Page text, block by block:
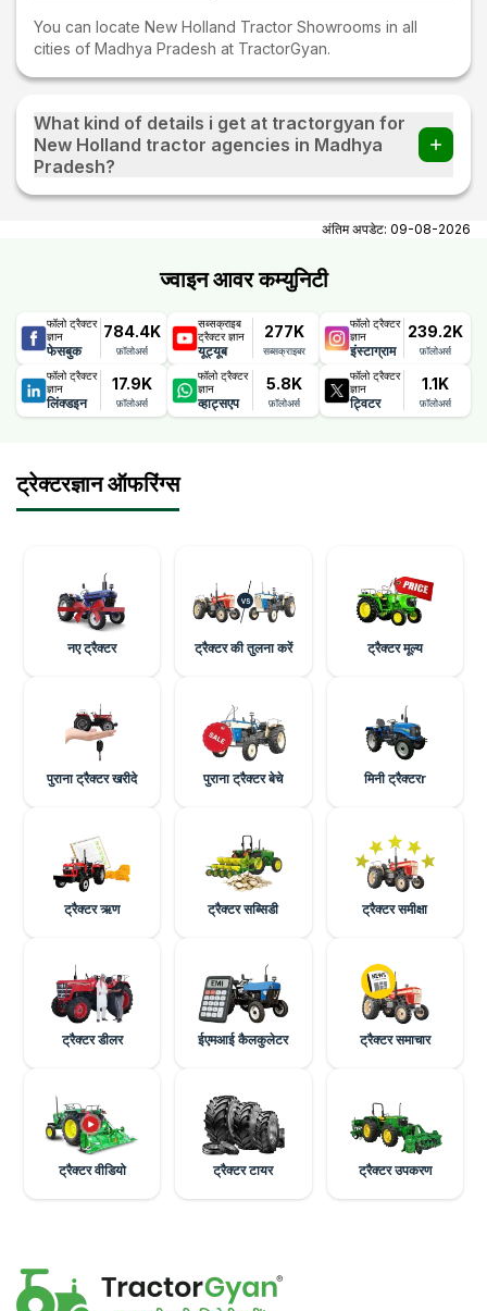
You can locate New Holland Tractor Showrooms in all
cities of Madhya Pradesh at TractorGyan.
What kind of details i get at tractorgyan for
New Holland tractor agencies in Madhya
Pradesh?
At tractorgyan get New Holland tractor showrooms in
Madhya Pradesh contact number, email, city, pincode,
अंतिम अपडेट: 09-08-2026
ज्वाइन आवर कम्युनिटी
फॉलो ट्रैक्टर
ज्ञान
फेसबुक
784.4K
फ़ॉलोअर्स
सब्सक्राइब
ट्रैक्टर ज्ञान
यूट्यूब
277K
सब्सक्राइबर
फॉलो ट्रैक्टर
ज्ञान
इंस्टाग्राम
239.2K
फ़ॉलोअर्स
फॉलो ट्रैक्टर
ज्ञान
लिंक्डइन
17.9K
फ़ॉलोअर्स
फॉलो ट्रैक्टर
ज्ञान
व्हाट्सएप
5.8K
फ़ॉलोअर्स
फॉलो ट्रैक्टर
ज्ञान
ट्विटर
1.1K
फ़ॉलोअर्स
ट्रेक्टरज्ञान ऑफरिंग्स
नए ट्रैक्टर ट्रैक्टर की तुलना करें ट्रैक्टर मूल्य
पुराना ट्रैक्टर खरीदे पुराना ट्रैक्टर बेचे मिनी ट्रैक्टरr
ट्रैक्टर ऋण ट्रैक्टर सब्सिडी ट्रैक्टर समीक्षा
ट्रैक्टर डीलर ईएमआई कैलकुलेटर ट्रैक्टर समाचार
ट्रैक्टर वीडियो ट्रैक्टर टायर ट्रैक्टर उपकरण